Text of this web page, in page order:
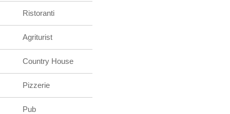
Ristoranti
Agriturist
Country House
Pizzerie
Pub